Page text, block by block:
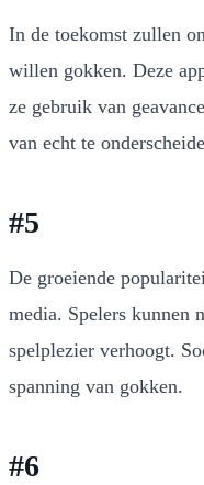
In de toekomst zullen
willen gokken. Deze
ze gebruik van
van echt te
#5
De groeiende
media. Spelers kunnen
spelplezier verhoogt.
spanning van gokken.
#6